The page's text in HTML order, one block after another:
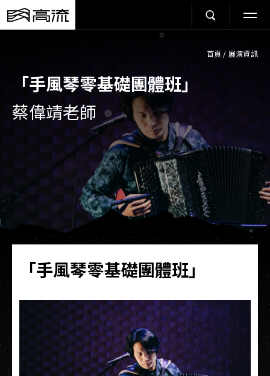
首頁 / 展演資訊
「手風琴零基礎團體班」
蔡偉靖老師
「手風琴零基礎團體班」